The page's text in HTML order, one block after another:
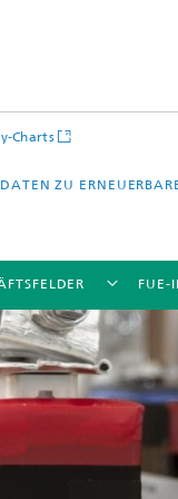
Charts
DATEN ZU
FUE-